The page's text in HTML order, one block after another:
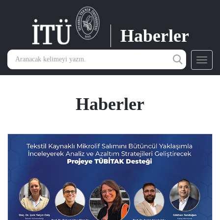
Haberler
Haberler